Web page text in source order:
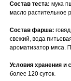
Состав теста: мука
масло растительное
Состав фарша:
свежий, вода
ароматизатор мяса.
Условия хранения и
более 120 суток.